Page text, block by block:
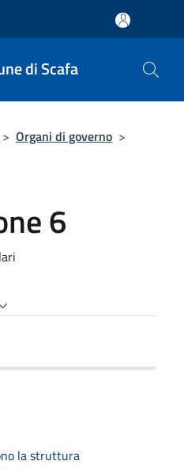
di Scafa
> Organi di governo >
6
la struttura